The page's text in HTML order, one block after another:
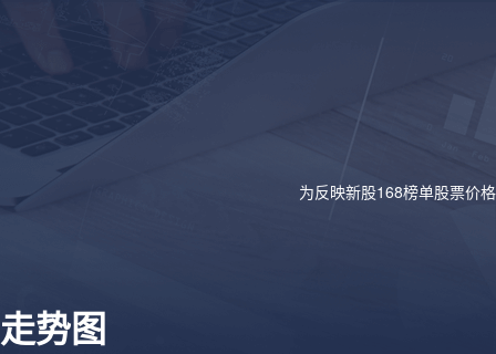
为反映新股168榜单股票价
走势图